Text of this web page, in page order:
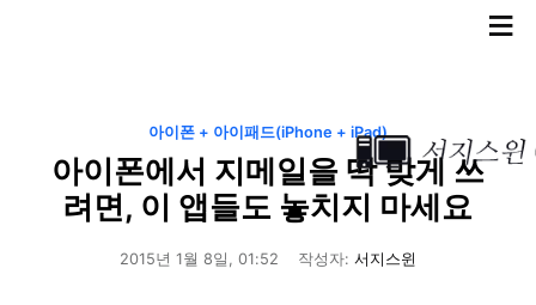
≡
아이폰 + 아이패드(iPhone + iPad)
아이폰에서 지메일을 딱 맞게 쓰
려면, 이 앱들도 놓치지 마세요
2015년 1월 8일, 01:52 작성자: 서지스윈